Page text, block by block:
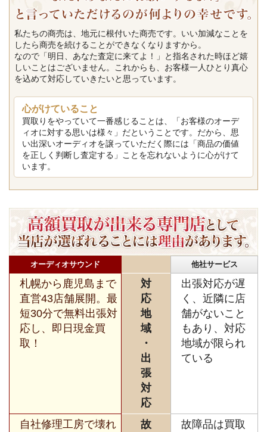
私たちの商売は、地元に根付いた商売です。いい加減なことを
したら商売を続けることができなくなりますから。
なので「明日、あなた査定に来てよ！」と指名された時ほど嬉
しいことはございません。これからも、お客様一人ひとり真心
を込めて対応していきたいと思っています。
心がけていること
買取りをやっていて一番感じることは、「お客様のオーデ
ィオに対する思いは様々」だということです。だから、思
い出深いオーディオを譲っていただく際には「商品の価値
を正しく判断し査定する」ことを忘れないように心がけて
います。
オーディオサウンド 他社サービス
札幌から鹿児島まで
直営43店舗展開。最
短30分で無料出張対
応し、即日現金買
取！
対
応
地
域
・
出
張
対
応
出張対応が遅
く、近隣に店
舗がないこと
もあり、対応
地域が限られ
ている
自社修理工房で壊れ
故
故障品は買取